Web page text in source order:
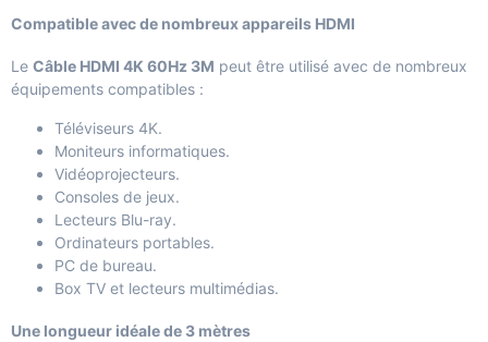
Compatible avec de nombreux appareils HDMI
Le Câble HDMI 4K 60Hz 3M peut être utilisé avec de nombreux
équipements compatibles :
Téléviseurs 4K.
Moniteurs informatiques.
Vidéoprojecteurs.
Consoles de jeux.
Lecteurs Blu-ray.
Ordinateurs portables.
PC de bureau.
Box TV et lecteurs multimédias.
Une longueur idéale de 3 mètres